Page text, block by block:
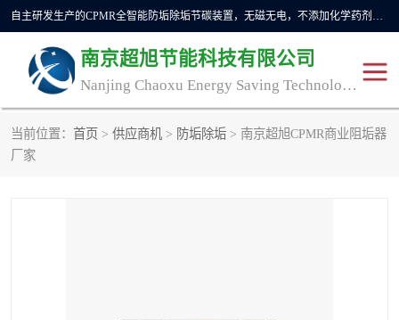
自主研发生产的CPMR全智能防垢除垢节碳装置，无磁无电，不添加化学药剂，*了国内纯物理除垢技术领域空白，其性能处于国际领先水平。广泛应用于石油炼化、钢铁冶炼、电力、煤矿、化工、供暖、压铸、汽车制造、涉水家电等行业。
南京超旭节能科技有限公司
Nanjing Chaoxu Energy Saving Technology Co., Ltd
当前位置： 首页 > 供应商机 > 防垢除垢 > 南京超旭CPMR商业阻垢器
厂家CPMR